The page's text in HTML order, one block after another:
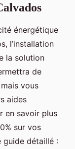
énergétique
l’installation
la solution
de
vous
aides
en savoir plus
sur vos
guide détaillé :